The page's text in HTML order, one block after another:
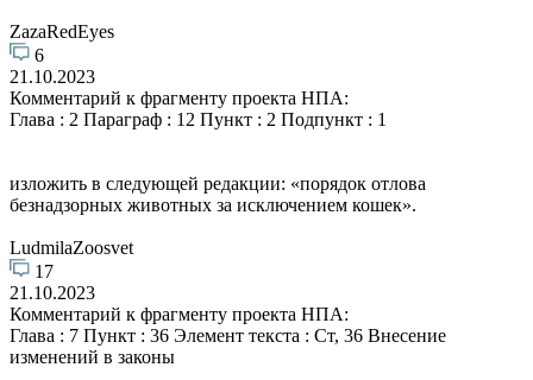
ZazaRedEyes
6
21.10.2023
Комментарий к фрагменту проекта НПА:
Глава : 2 Параграф : 12 Пункт : 2 Подпункт : 1
изложить в следующей редакции: «порядок отлова
безнадзорных животных за исключением кошек».
LudmilaZoosvet
17
21.10.2023
Комментарий к фрагменту проекта НПА:
Глава : 7 Пункт : 36 Элемент текста : Ст, 36 Внесение
изменений в законы